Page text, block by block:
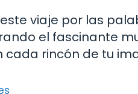
este viaje por las
el fascinante
cada rincón de tu